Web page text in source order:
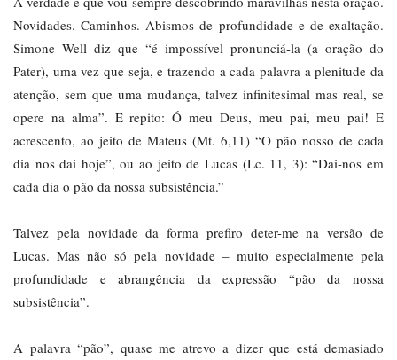
Novidades. Caminhos. Abismos de profundidade e de exaltação.
Simone Well diz que “é impossível pronunciá-la (a oração do
Pater), uma vez que seja, e trazendo a cada palavra a plenitude da
atenção, sem que uma mudança, talvez infinitesimal mas real, se
opere na alma”. E repito: Ó meu Deus, meu pai, meu pai! E
acrescento, ao jeito de Mateus (Mt. 6,11) “O pão nosso de cada
dia nos dai hoje”, ou ao jeito de Lucas (Lc. 11, 3): “Dai-nos em
cada dia o pão da nossa subsistência.”
Talvez pela novidade da forma prefiro deter-me na versão de
Lucas. Mas não só pela novidade – muito especialmente pela
profundidade e abrangência da expressão “pão da nossa
subsistência”.
A palavra “pão”, quase me atrevo a dizer que está demasiado